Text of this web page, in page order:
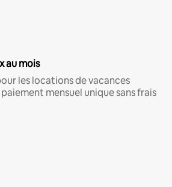
au mois
les locations de vacances
mensuel unique sans frais